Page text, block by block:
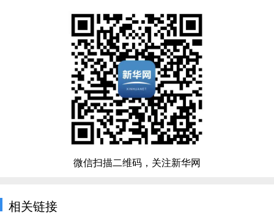
微信扫描二维码，关注新华网
相关链接